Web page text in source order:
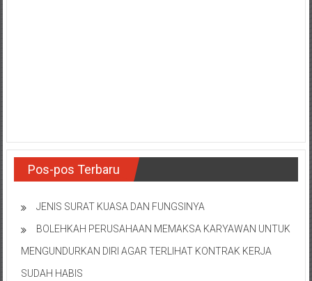
Timur/
Kalimantan
Selatan/
Samarinda/Jawa
jawa
Timur/
Terdekat
Pos-pos Terbaru
JENIS SURAT KUASA DAN FUNGSINYA
BOLEHKAH PERUSAHAAN MEMAKSA KARYAWAN UNTUK
MENGUNDURKAN DIRI AGAR TERLIHAT KONTRAK KERJA
SUDAH HABIS